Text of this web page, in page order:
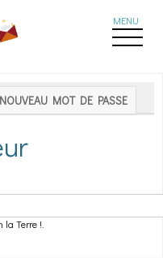
MOT DE PASSE
la Terre !.